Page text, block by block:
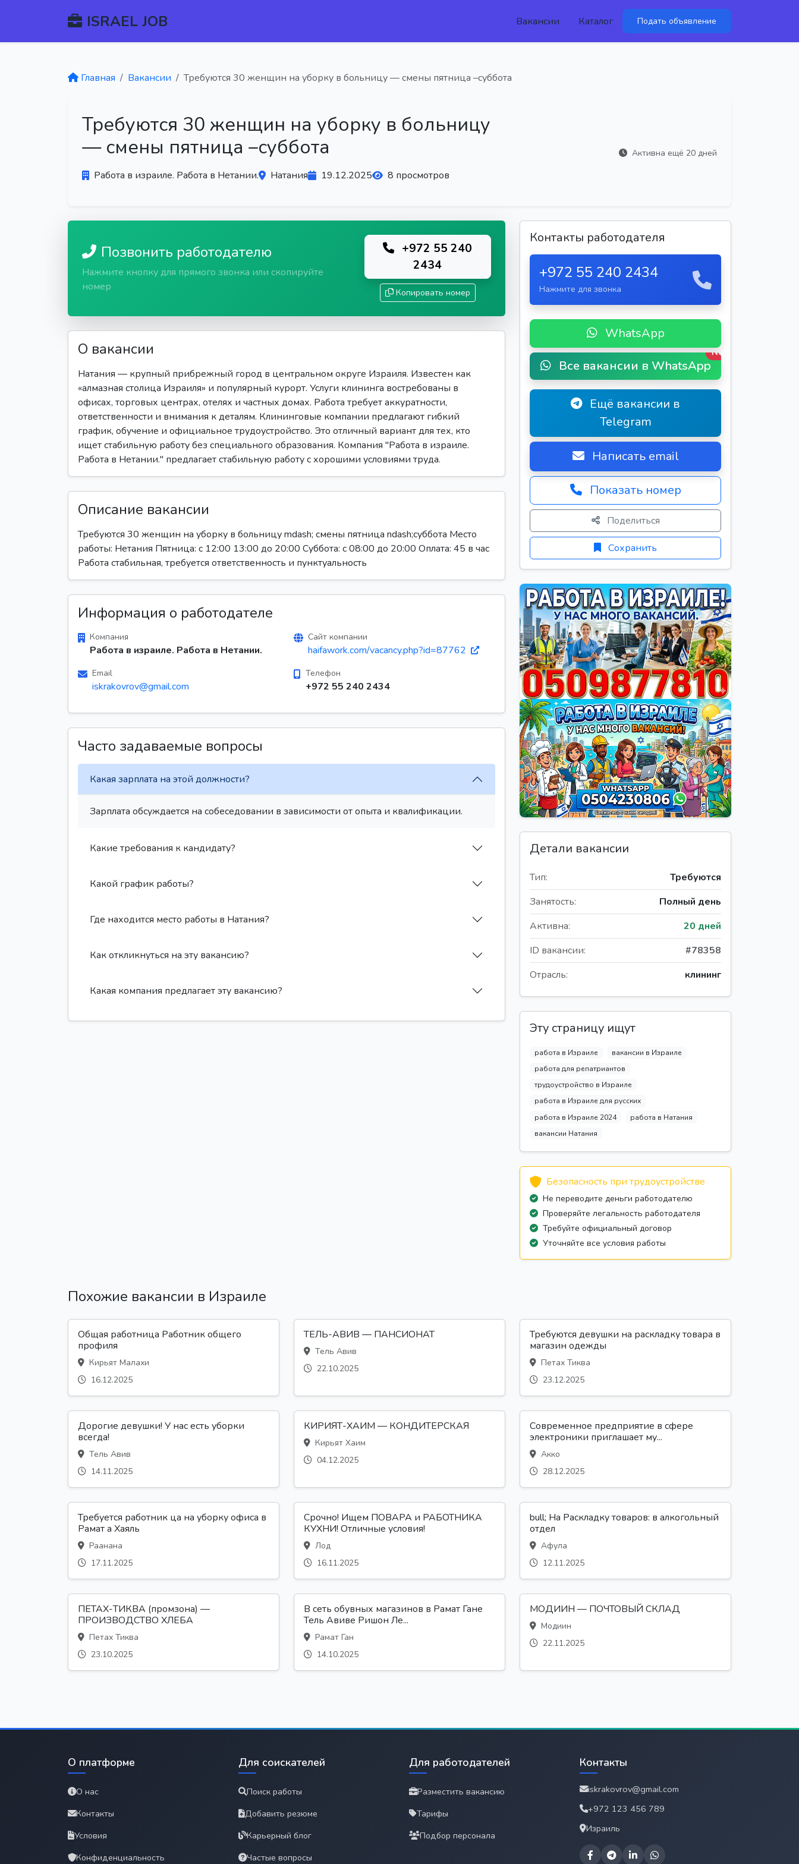
ISRAEL JOB Вакансии Каталог Подать объявление
Главная Вакансии Требуются 30 женщин на уборку в больницу — смены пятница –суббота
Требуются 30 женщин на уборку в больницу
— смены пятница –суббота
Работа в израиле. Работа в Нетании. Натания 19.12.2025 8 просмотров
Активна ещё 20 дней
Позвонить работодателю
Нажмите кнопку для прямого звонка или скопируйте
номер
+972 55 240
2434
Копировать номер
О вакансии
Натания — крупный прибрежный город в центральном округе Израиля. Известен как
«алмазная столица Израиля» и популярный курорт. Услуги клининга востребованы в
офисах, торговых центрах, отелях и частных домах. Работа требует аккуратности,
ответственности и внимания к деталям. Клининговые компании предлагают гибкий
график, обучение и официальное трудоустройство. Это отличный вариант для тех, кто
ищет стабильную работу без специального образования. Компания "Работа в израиле.
Работа в Нетании." предлагает стабильную работу с хорошими условиями труда.
Описание вакансии
Требуются 30 женщин на уборку в больницу mdash; смены пятница ndash;суббота Место
работы: Нетания Пятница: с 12:00 13:00 до 20:00 Суббота: с 08:00 до 20:00 Оплата: 45 в час
Работа стабильная, требуется ответственность и пунктуальность
Информация о работодателе
Компания
Работа в израиле. Работа в Нетании.
Сайт компании
haifawork.com/vacancy.php?id=87762
Email
iskrakovrov@gmail.com
Телефон
+972 55 240 2434
Часто задаваемые вопросы
Какая зарплата на этой должности?
Зарплата обсуждается на собеседовании в зависимости от опыта и квалификации.
Какие требования к кандидату?
Какой график работы?
Где находится место работы в Натания?
Как откликнуться на эту вакансию?
Какая компания предлагает эту вакансию?
Контакты работодателя
+972 55 240 2434
Нажмите для звонка
WhatsApp
Все вакансии в WhatsApp
New
Ещё вакансии в
Telegram
Написать email
Показать номер
Поделиться
Сохранить
Детали вакансии
Тип:
Требуются
Занятость:
Полный день
Активна:
20 дней
ID вакансии:
#78358
Отрасль:
клининг
Эту страницу ищут
работа в Израиле
вакансии в Израиле
работа для репатриантов
трудоустройство в Израиле
работа в Израиле для русских
работа в Израиле 2024
работа в Натания
вакансии Натания
Безопасность при трудоустройстве
Не переводите деньги работодателю
Проверяйте легальность работодателя
Требуйте официальный договор
Уточняйте все условия работы
Похожие вакансии в Израиле
Общая работница Работник общего
профиля
Кирьят Малахи
16.12.2025
ТЕЛЬ-АВИВ — ПАНСИОНАТ
Тель Авив
22.10.2025
Требуются девушки на раскладку товара в
магазин одежды
Петах Тиква
23.12.2025
Дорогие девушки! У нас есть уборки
всегда!
Тель Авив
14.11.2025
КИРИЯТ-ХАИМ — КОНДИТЕРСКАЯ
Кирьят Хаим
04.12.2025
Современное предприятие в сфере
электроники приглашает му...
Акко
28.12.2025
Требуется работник ца на уборку офиса в
Рамат а Хаяль
Раанана
17.11.2025
Срочно! Ищем ПОВАРА и РАБОТНИКА
КУХНИ! Отличные условия!
Лод
16.11.2025
bull; На Раскладку товаров: в алкогольный
отдел
Афула
12.11.2025
ПЕТАХ-ТИКВА (промзона) —
ПРОИЗВОДСТВО ХЛЕБА
Петах Тиква
23.10.2025
В сеть обувных магазинов в Рамат Гане
Тель Авиве Ришон Ле...
Рамат Ган
14.10.2025
МОДИИН — ПОЧТОВЫЙ СКЛАД
Модиин
22.11.2025
О платформе
О нас
Контакты
Условия
Конфиденциальность
Для соискателей
Поиск работы
Добавить резюме
Карьерный блог
Частые вопросы
Для работодателей
Разместить вакансию
Тарифы
Подбор персонала
Контакты
iskrakovrov@gmail.com
+972 123 456 789
Израиль